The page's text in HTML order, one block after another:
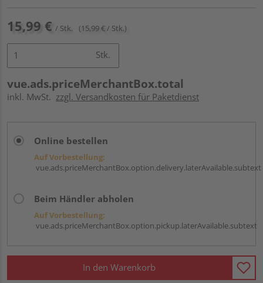
15,99 € / Stk. (15,99 € / Stk.)
Stk.
vue.ads.priceMerchantBox.total
inkl. MwSt. zzgl. Versandkosten für Paketdienst
Online bestellen
Auf Vorbestellung:
vue.ads.priceMerchantBox.option.delivery.laterAvailable.subtext
Beim Händler abholen
Auf Vorbestellung:
vue.ads.priceMerchantBox.option.pickup.laterAvailable.subtext
In den Warenkorb